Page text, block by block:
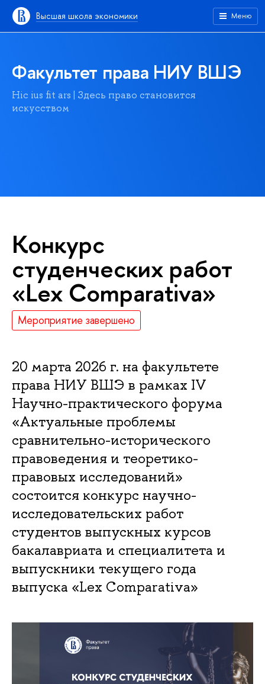
Высшая школа экономики Меню
Факультет права НИУ ВШЭ
Hic ius fit ars | Здесь право становится
искусством
Конкурс
студенческих работ
«Lex Comparativa»
Мероприятие завершено
20 марта 2026 г. на факультете
права НИУ ВШЭ в рамках IV
Научно-практического форума
«Актуальные проблемы
сравнительно-исторического
правоведения и теоретико-
правовых исследований»
состоится конкурс научно-
исследовательских работ
студентов выпускных курсов
бакалавриата и специалитета и
выпускники текущего года
выпуска «Lex Comparativa»